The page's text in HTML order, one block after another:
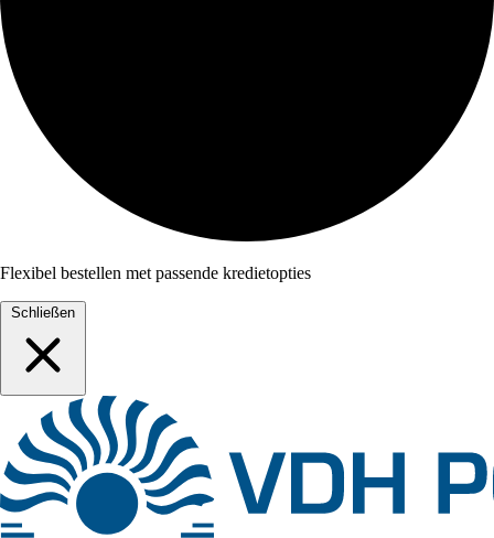
Flexibel bestellen met passende kredietopties
Schließen